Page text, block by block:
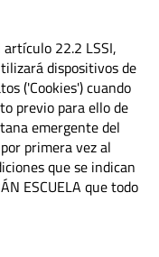
22.2 LSSI,
dispositivos de
('Cookies') cuando
previo para ello de
emergente del
primera vez al
que se indican
ESCUELA que todo